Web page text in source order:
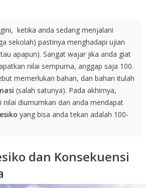
ketika anda sedang menjalani
sekolah) pastinya menghadapi ujian
apapun). Sangat wajar jika anda giat
nilai sempurna, anggap saja 100.
memerlukan bahan, dan bahan itulah
(salah satunya). Pada akhirnya,
nilai diumumkan dan anda mendapat
yang bisa anda tekan adalah 100-
dan Konsekuensi